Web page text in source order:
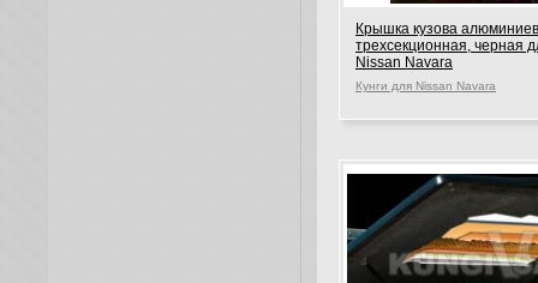
Крышка кузова
трехсекционная, черная
Nissan Navara
Кунги для Nissan Navara